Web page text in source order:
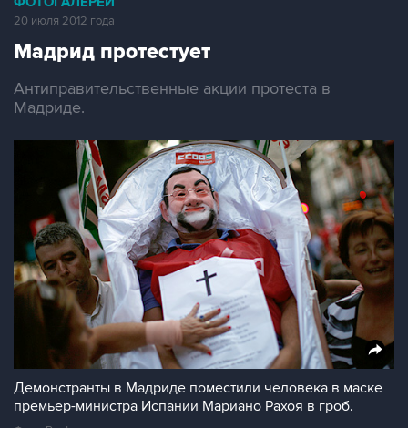
20 июля 2012 года
Мадрид протестует
Антиправительственные акции протеста в
Мадриде.
Демонстранты в Мадриде поместили человека в маске
премьер-министра Испании Мариано Рахоя в гроб.